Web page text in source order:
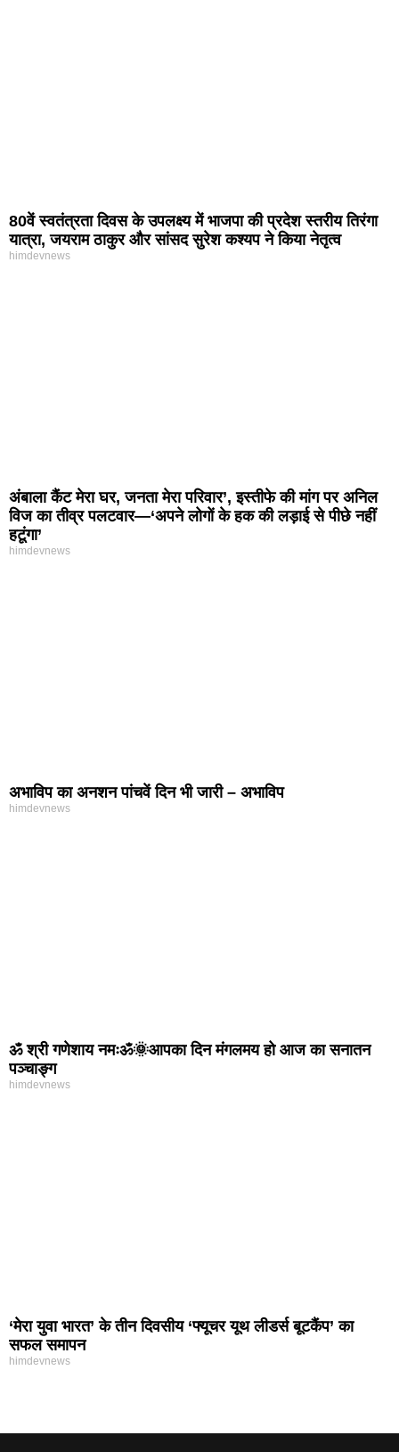
80वें स्वतंत्रता दिवस के उपलक्ष्य में भाजपा की प्रदेश स्तरीय तिरंगा
यात्रा, जयराम ठाकुर और सांसद सुरेश कश्यप ने किया नेतृत्व
himdevnews
अंबाला कैंट मेरा घर, जनता मेरा परिवार’, इस्तीफे की मांग पर अनिल
विज का तीव्र पलटवार—‘अपने लोगों के हक की लड़ाई से पीछे नहीं
हटूंगा’
himdevnews
अभाविप का अनशन पांचवें दिन भी जारी – अभाविप
himdevnews
ॐ श्री गणेशाय नमःॐ🌞आपका दिन मंगलमय हो आज का सनातन
पञ्चाङ्ग
himdevnews
‘मेरा युवा भारत’ के तीन दिवसीय ‘फ्यूचर यूथ लीडर्स बूटकैंप’ का
सफल समापन
himdevnews